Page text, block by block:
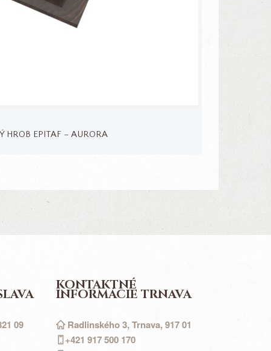
HROB EPITAF – AURORA
09
KONTAKTNÉ
INFORMÁCIE TRNAVA
Radlinského 3, Trnava, 917 01
+421 917500 170